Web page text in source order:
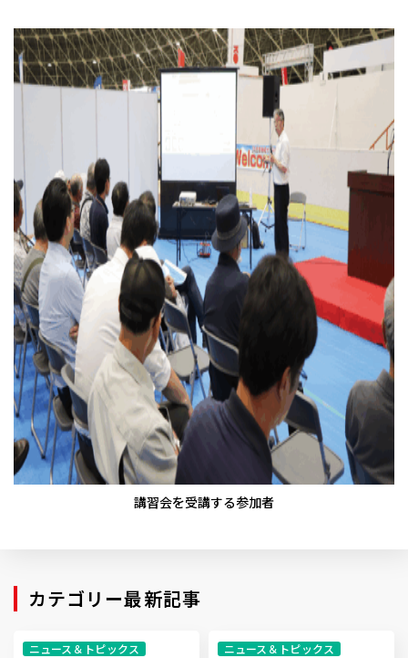
講習会を受講する参加者
カテゴリー最新記事
ニュース＆トピックス ニュース＆トピックス